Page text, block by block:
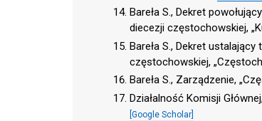
Bareła S., Dekret
diecezji częstochowskiej,
Bareła S., Dekret
częstochowskiej,
Bareła S., Zarządzenie,
Działalność Komisji
[Google Scholar]